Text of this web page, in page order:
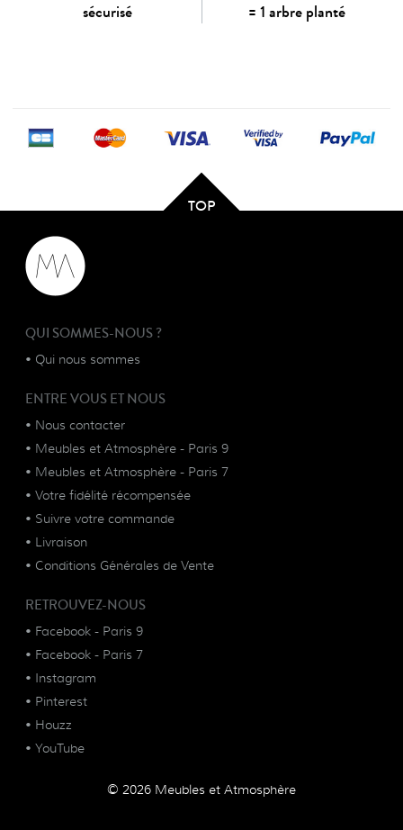
sécurisé
= 1 arbre planté
TOP
QUI SOMMES-NOUS ?
• Qui nous sommes
ENTRE VOUS ET NOUS
• Nous contacter
• Meubles et Atmosphère - Paris 9
• Meubles et Atmosphère - Paris 7
• Votre fidélité récompensée
• Suivre votre commande
• Livraison
• Conditions Générales de Vente
RETROUVEZ-NOUS
• Facebook - Paris 9
• Facebook - Paris 7
• Instagram
• Pinterest
• Houzz
• YouTube
© 2026 Meubles et Atmosphère